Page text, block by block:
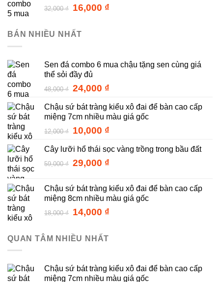
24,000 ₫.
32,000₫ Giá
32,000 ₫.
16,000 ₫Giá
BÁN NHIỀU NHẤT
Sen đá combo 6 mua chậu tặng sen cùng giá
thể sỏi đầy đủ
48,000₫ Giá
là:
48,000 ₫.
24,000 ₫Giá
tại
là:
24,000 ₫.
Chậu sứ bát tràng kiểu xô đai để bàn cao cấp
miệng 7cm nhiều màu giá gốc
12,000₫ Giá
là:
12,000 ₫.
10,000 ₫Giá
tại
là:
Cây lưỡi hổ thái sọc vàng trồng trong bầu đất
59,000₫ Giá
59,000 ₫.
29,000 ₫Giá
là:
29,000 ₫.
Chậu sứ bát tràng kiểu xô đai để bàn cao cấp
miệng 8cm nhiều màu giá gốc
18,000₫ Giá
18,000 ₫.
14,000 ₫Giá
QUAN TÂM NHIỀU NHẤT
Chậu sứ bát tràng kiểu xô đai để bàn cao cấp
miệng 7cm nhiều màu giá gốc